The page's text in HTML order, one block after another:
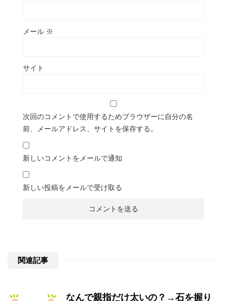
メール ※
サイト
次回のコメントで使用するためブラウザーに自分の名
前、メールアドレス、サイトを保存する。
新しいコメントをメールで通知
新しい投稿をメールで受け取る
関連記事
なんで親指だけ太いの？→石を握り